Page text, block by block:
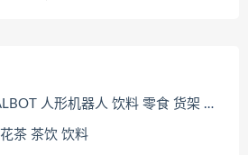
形机器人 饮料 零食 货架 零售场景机器人
茶 茶饮 饮料